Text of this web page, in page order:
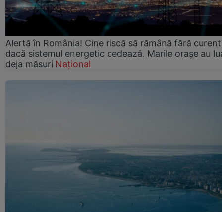
Alertă în România! Cine riscă să rămână fără curent
dacă sistemul energetic cedează. Marile orașe au
deja măsuri Național